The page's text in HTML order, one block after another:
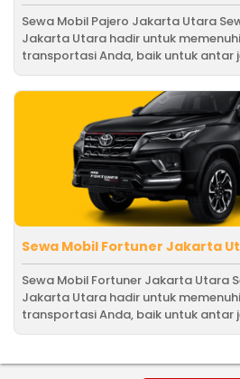
Sewa Mobil Pajero Jakarta Utara
Jakarta Utara hadir untuk
transportasi Anda, baik untuk antar
Sewa Mobil Fortuner Jakarta
Sewa Mobil Fortuner Jakarta Utara
Jakarta Utara hadir untuk
transportasi Anda, baik untuk antar